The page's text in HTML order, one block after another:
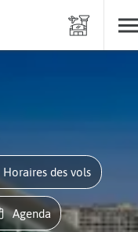
Horaires des vols
Agenda